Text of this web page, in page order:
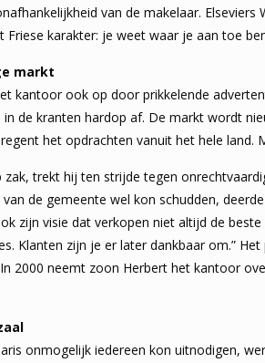
van de makelaar. Elseviers
Friese karakter: je weet waar je aan toe
markt
kantoor ook op door prikkelende
in de kranten hardop af. De markt wordt
het opdrachten vanuit het hele land.
trekt hij ten strijde tegen
de gemeente wel kon schudden,
zijn visie dat verkopen niet altijd de
Klanten zijn je er later dankbaar om.”
2000 neemt zoon Herbert het kantoor
onmogelijk iedereen kon uitnodigen,